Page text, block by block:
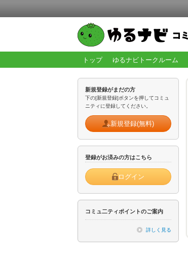
トップ ゆるナビトークルーム
新規登録がまだの方
下の[新規登録]ボタンを押してコミュ
ニティに登録してください。
新規登録(無料)
登録がお済みの方はこちら
ログイン
コミュ二ティポイントのご案内
詳しく見る